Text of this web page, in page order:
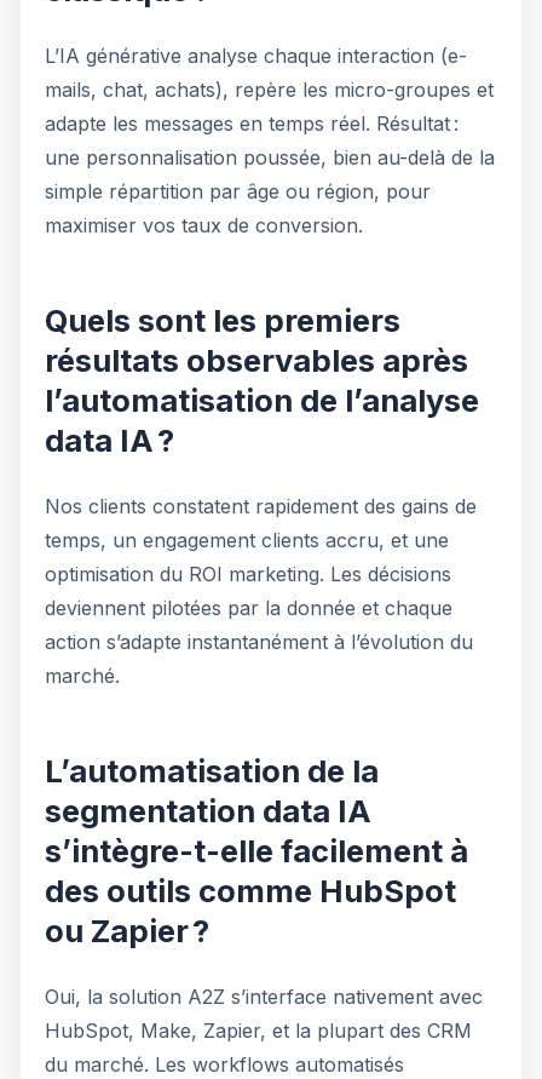
L’IA générative analyse chaque interaction (e-
mails, chat, achats), repère les micro-groupes et
adapte les messages en temps réel. Résultat :
une personnalisation poussée, bien au-delà de la
simple répartition par âge ou région, pour
maximiser vos taux de conversion.
Quels sont les premiers
résultats observables après
l’automatisation de l’analyse
data IA ?
Nos clients constatent rapidement des gains de
temps, un engagement clients accru, et une
optimisation du ROI marketing. Les décisions
deviennent pilotées par la donnée et chaque
action s’adapte instantanément à l’évolution du
marché.
L’automatisation de la
segmentation data IA
s’intègre-t-elle facilement à
des outils comme HubSpot
ou Zapier ?
Oui, la solution A2Z s’interface nativement avec
HubSpot, Make, Zapier, et la plupart des CRM
du marché. Les workflows automatisés